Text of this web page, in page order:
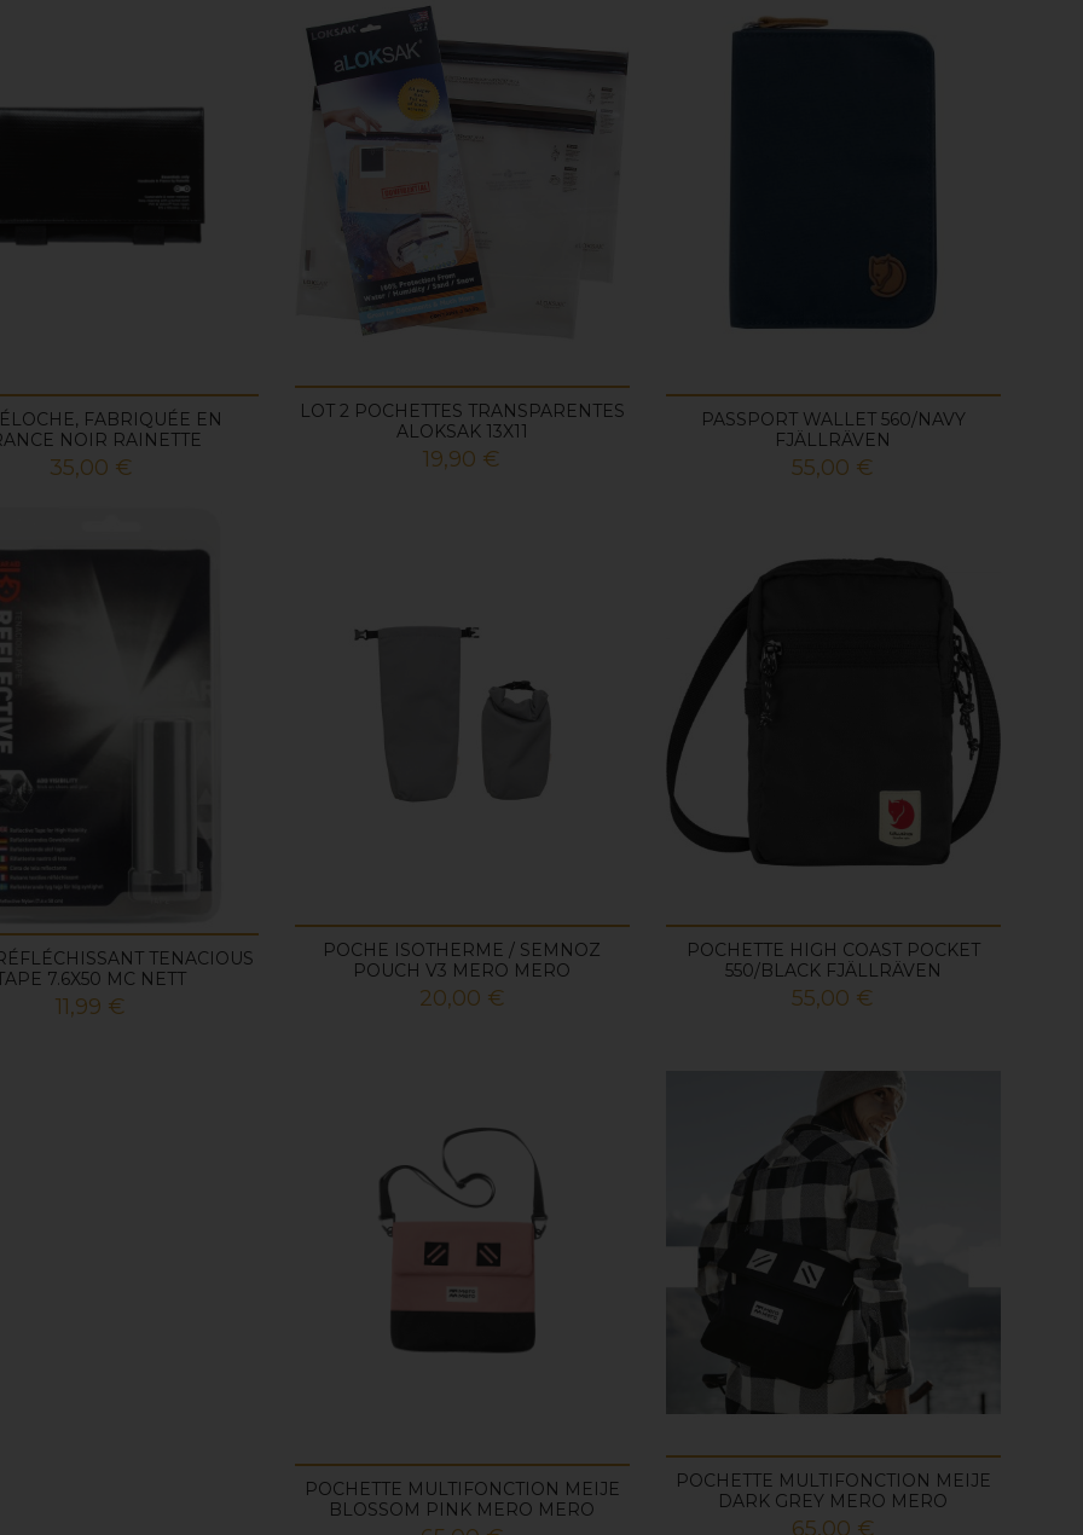
FABRIQUÉE EN
NOIR RAINETTE
Prix
35,00 €
LOT 2 POCHETTES TRANSPARENTES
ALOKSAK 13X11
Prix
19,90 €
PASSPORT WALLET 560/NAVY
FJÄLLRÄVEN
Prix
55,00 €
TENACIOUS
7.6X50 MC NETT
Prix
11,99 €
POCHE ISOTHERME / SEMNOZ
POUCH V3 MERO MERO
Prix
20,00 €
POCHETTE HIGH COAST POCKET
550/BLACK FJÄLLRÄVEN
Prix
55,00 €
POCHETTE MULTIFONCTION MEIJE
BLOSSOM PINK MERO MERO
POCHETTE MULTIFONCTION MEIJE
DARK GREY MERO MERO
Prix
65,00 €